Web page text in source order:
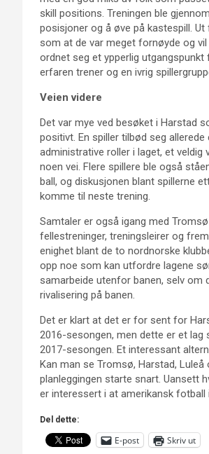
skill positions. Treningen ble
posisjoner og å øve på kastespill.
som at de var meget fornøyde og
ordnet seg et ypperlig utgangspunkt
erfaren trener og en ivrig
Veien videre
Det var mye ved besøket i Harstad
positivt. En spiller tilbød seg
administrative roller i laget, et veldig
noen vei. Flere spillere ble også
ball, og diskusjonen blant spillerne
komme til neste trening.
Samtaler er også igang med
fellestreninger, treningsleirer og
enighet blant de to nordnorske
opp noe som kan utfordre lagene
samarbeide utenfor banen, selv om
rivalisering på banen.
Det er klart at det er for sent for
2016-sesongen, men dette er et
2017-sesongen. Et interessant
Kan man se Tromsø, Harstad,
planleggingen starte snart. Uansett
er interessert i at amerikansk fotball
Del dette:
E-post Skriv ut